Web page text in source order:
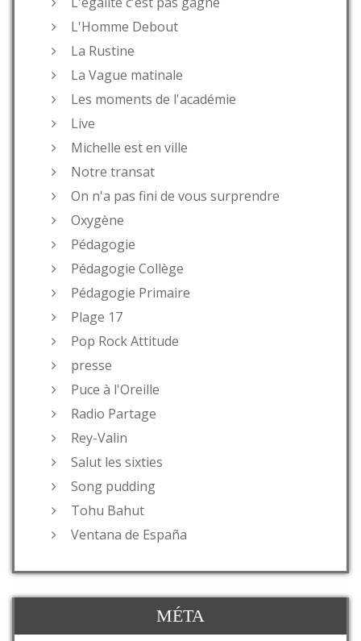
L'Homme Debout
La Rustine
La Vague matinale
Les moments de l'académie
Live
Michelle est en ville
Notre transat
On n'a pas fini de vous surprendre
Oxygène
Pédagogie
Pédagogie Collège
Pédagogie Primaire
Plage 17
Pop Rock Attitude
presse
Puce à l'Oreille
Radio Partage
Rey-Valin
Salut les sixties
Song pudding
Tohu Bahut
Ventana de España
MÉTA